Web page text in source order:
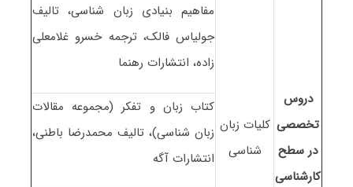
دروس
تخصصی
در سطح
کارشناسی
کلیات زبان
شناسی
مفاهیم بنیادی زبان شناسی، تالیف
جولیاس فالک، ترجمه خسرو غلامعلی
زاده، انتشارات رهنما
کتاب زبان و تفکر (مجموعه مقالات
زبان شناسی)، تالیف محمدرضا باطنی،
انتشارات آگه